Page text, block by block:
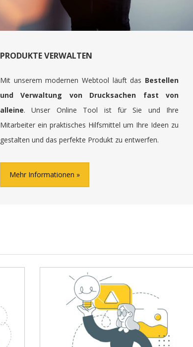
PRODUKTE VERWALTEN
Mit unserem modernen Webtool läuft das Bestellen
und Verwaltung von Drucksachen fast von
alleine. Unser Online Tool ist für Sie und Ihre
Mitarbeiter ein praktisches Hilfsmittel um Ihre Ideen zu
gestalten und das perfekte Produkt zu entwerfen.
Mehr Informationen